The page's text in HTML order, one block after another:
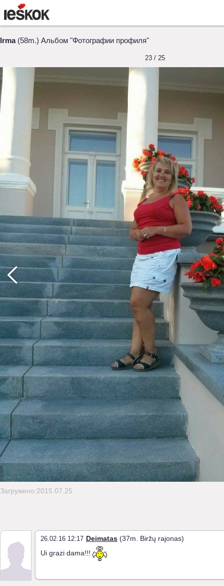
Irma(58m.) Альбом "Фотографии профиля"
23 / 25
Загружено:2015.07.25
26.02.16 12:17 Deimatas (37m. Biržų rajonas)
Ui grazi dama!!!